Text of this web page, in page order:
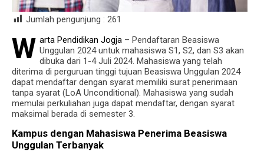
Jumlah pengunjung : 261
W arta Pendidikan Jogja – Pendaftaran Beasiswa
Unggulan 2024 untuk mahasiswa S1, S2, dan S3 akan
dibuka dari 1-4 Juli 2024. Mahasiswa yang telah
diterima di perguruan tinggi tujuan Beasiswa Unggulan 2024
dapat mendaftar dengan syarat memiliki surat penerimaan
tanpa syarat (LoA Unconditional). Mahasiswa yang sudah
memulai perkuliahan juga dapat mendaftar, dengan syarat
maksimal berada di semester 3.
Kampus dengan Mahasiswa Penerima Beasiswa
Unggulan Terbanyak